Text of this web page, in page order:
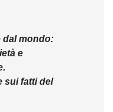
dal mondo:
e
sui fatti del